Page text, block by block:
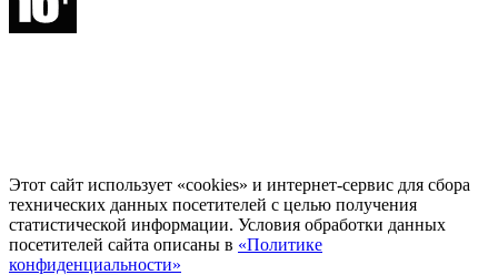
Этот сайт использует «cookies» и интернет-сервис для сбора
технических данных посетителей с целью получения
статистической информации. Условия обработки данных
посетителей сайта описаны в «Политике
конфиденциальности»